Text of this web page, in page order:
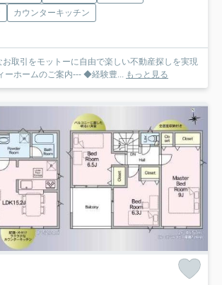
カウンターキッチン
お取引をモットーに自由で楽しい不動産探しを実現
ーホームのご案内--- ◆経験豊...
もっと見る